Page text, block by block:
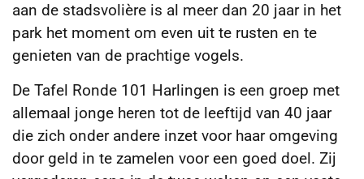
aan de stadsvolière is al meer dan 20 jaar in het
park het moment om even uit te rusten en te
genieten van de prachtige vogels.
De Tafel Ronde 101 Harlingen is een groep met
allemaal jonge heren tot de leeftijd van 40 jaar
die zich onder andere inzet voor haar omgeving
door geld in te zamelen voor een goed doel. Zij